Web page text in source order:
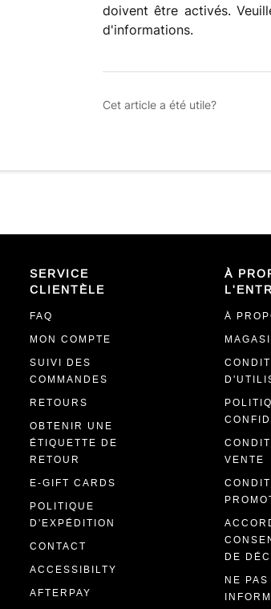
doivent être activés.
d'informations.
Cet article a été utile?
SERVICE
CLIENTÈLE
FAQ
MON COMPTE
SUIVI DES
COMMANDES
RETOURS
OBTENIR UNE
ÉTIQUETTE DE
RETOUR
E-GIFT CARDS
POLITIQUE
D'EXPÉDITION
CONTACT
ACCESSIBILTY
AFTERPAY
À
À
VENTE
DE
NE